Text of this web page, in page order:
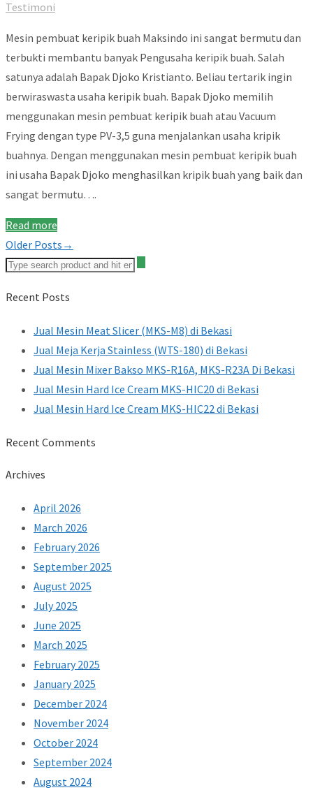
Testimoni
Mesin pembuat keripik buah Maksindo ini sangat bermutu dan
terbukti membantu banyak Pengusaha keripik buah. Salah
satunya adalah Bapak Djoko Kristianto. Beliau tertarik ingin
berwiraswasta usaha keripik buah. Bapak Djoko memilih
menggunakan mesin pembuat keripik buah atau Vacuum
Frying dengan type PV-3,5 guna menjalankan usaha kripik
buahnya. Dengan menggunakan mesin pembuat keripik buah
ini usaha Bapak Djoko menghasilkan kripik buah yang baik dan
sangat bermutu….
Read more
Older Posts→
Recent Posts
Jual Mesin Meat Slicer (MKS-M8) di Bekasi
Jual Meja Kerja Stainless (WTS-180) di Bekasi
Jual Mesin Mixer Bakso MKS-R16A, MKS-R23A Di Bekasi
Jual Mesin Hard Ice Cream MKS-HIC20 di Bekasi
Jual Mesin Hard Ice Cream MKS-HIC22 di Bekasi
Recent Comments
Archives
April 2026
March 2026
February 2026
September 2025
August 2025
July 2025
June 2025
March 2025
February 2025
January 2025
December 2024
November 2024
October 2024
September 2024
August 2024